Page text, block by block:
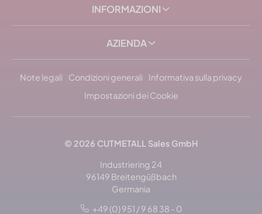
INFORMAZIONI
AZIENDA
Note legali Condizioni generali
Informativa sulla privacy
Impostazioni dei Cookie
© 2026 CUTMETALL Sales GmbH
Industriering 24
96149 Breitengüßbach
Germania
+49 (0) 951 / 9 68 38 - 0